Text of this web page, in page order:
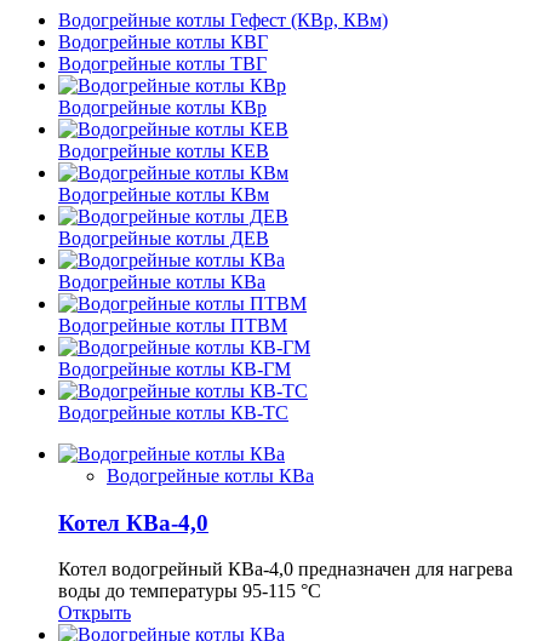
Водогрейные котлы Гефест (КВр, КВм)
Водогрейные котлы КВГ
Водогрейные котлы ТВГ
Водогрейные котлы КВр
Водогрейные котлы КЕВ
Водогрейные котлы КВм
Водогрейные котлы ДЕВ
Водогрейные котлы КВа
Водогрейные котлы ПТВМ
Водогрейные котлы КВ-ГМ
Водогрейные котлы КВ-ТС
Водогрейные котлы КВа
Котел КВа-4,0
Котел водогрейный КВа-4,0 предназначен для нагрева
воды до температуры 95-115 °С
Открыть